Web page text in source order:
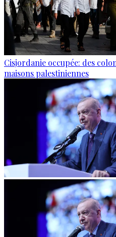
Cisjordanie occupée: des
maisons palestiniennes